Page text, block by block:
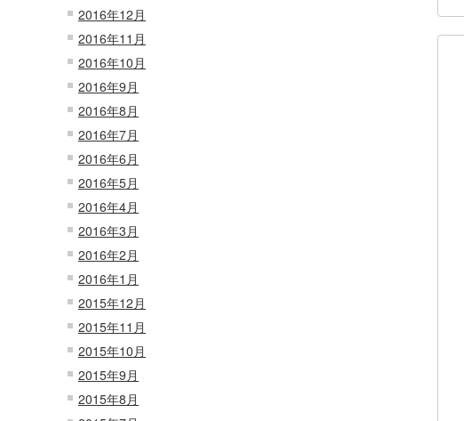
2016年12月
2016年11月
2016年10月
2016年9月
2016年8月
2016年7月
2016年6月
2016年5月
2016年4月
2016年3月
2016年2月
2016年1月
2015年12月
2015年11月
2015年10月
2015年9月
2015年8月